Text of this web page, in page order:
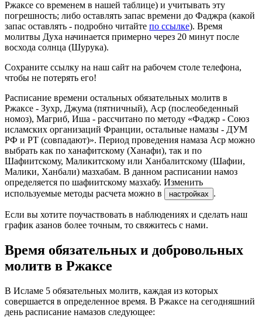
Ржаксе со временем в нашей таблице) и учитывать эту
погрешность; либо оставлять запас времени до Фаджра (какой
запас оставлять - подробно читайте по ссылке). Время
молитвы Духа начинается примерно через 20 минут после
восхода солнца (Шурука).
Сохраните ссылку на наш сайт на рабочем столе телефона,
чтобы не потерять его!
Расписание времени остальных обязательных молитв в
Ржаксе - Зухр, Джума (пятничный), Аср (послеобеденный
номоз), Магриб, Иша - рассчитано по методу «Фаджр - Союз
исламских организаций Франции, остальные намазы - ДУМ
РФ и РТ (совпадают)». Период проведения намаза Аср можно
выбрать как по ханафитскому (Ханафи), так и по
Шафиитскому, Маликитскому или Ханбалитскому (Шафии,
Малики, Ханбали) мазхабам. В данном расписании намоз
определяется по шафиитскому мазхабу. Изменить
используемые методы расчета можно в
настройках .
Если вы хотите поучаствовать в наблюдениях и сделать наш
график азанов более точным, то свяжитесь с нами.
Время обязательных и добровольных
молитв в Ржаксе
В Исламе 5 обязательных молитв, каждая из которых
совершается в определенное время. В Ржаксе на сегодняшний
день расписание намазов следующее: